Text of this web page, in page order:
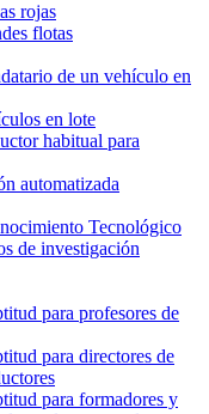
rojas
flotas
de un vehículo en
en lote
habitual para
automatizada
Tecnológico
de investigación
para profesores de
para directores de
para formadores y